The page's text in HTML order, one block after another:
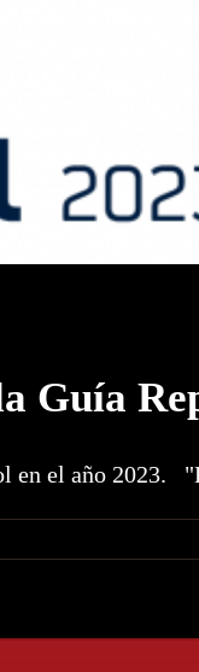
Guía
en el año 2023.